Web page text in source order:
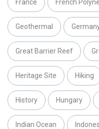
France French
Geothermal
Great Barrier Reef
Heritage Site Hiking
History Hungary
Indian Ocean